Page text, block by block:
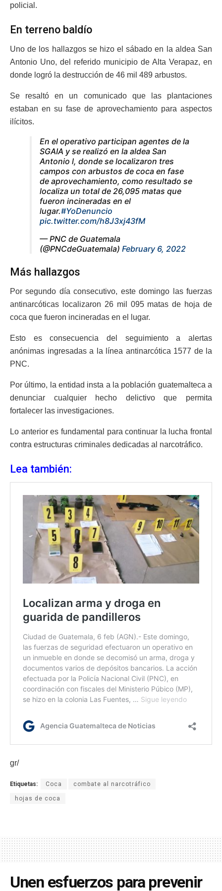
policial.
En terreno baldío
Uno de los hallazgos se hizo el sábado en la aldea San
Antonio Uno, del referido municipio de Alta Verapaz, en
donde logró la destrucción de 46 mil 489 arbustos.
Se resaltó en un comunicado que las plantaciones
estaban en su fase de aprovechamiento para aspectos
ilícitos.
En el operativo participan agentes de la
SGAIA y se realizó en la aldea San
Antonio l, donde se localizaron tres
campos con arbustos de coca en fase
de aprovechamiento, como resultado se
localiza un total de 26,095 matas que
fueron incineradas en el
lugar.#YoDenuncio
pic.twitter.com/h8J3xj43fM
— PNC de Guatemala
(@PNCdeGuatemala) February 6, 2022
Más hallazgos
Por segundo día consecutivo, este domingo las fuerzas
antinarcóticas localizaron 26 mil 095 matas de hoja de
coca que fueron incineradas en el lugar.
Esto es consecuencia del seguimiento a alertas
anónimas ingresadas a la línea antinarcótica 1577 de la
PNC.
Por último, la entidad insta a la población guatemalteca a
denunciar cualquier hecho delictivo que permita
fortalecer las investigaciones.
Lo anterior es fundamental para continuar la lucha frontal
contra estructuras criminales dedicadas al narcotráfico.
Lea también:
gr/
Etiquetas: Coca combate al narcotráfico
hojas de coca
Unen esfuerzos para prevenir